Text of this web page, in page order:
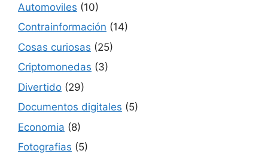
Automoviles (10)
Contrainformación (14)
Cosas curiosas (25)
Criptomonedas (3)
Divertido (29)
Documentos digitales (5)
Economia (8)
Fotografias (5)